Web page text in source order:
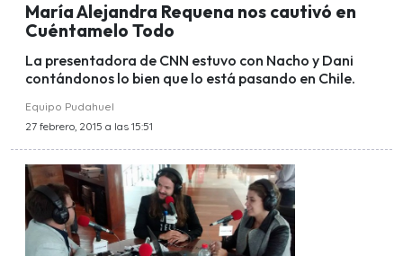
María Alejandra Requena nos cautivó en
Cuéntamelo Todo
La presentadora de CNN estuvo con Nacho y Dani
contándonos lo bien que lo está pasando en Chile.
Equipo Pudahuel
27 febrero, 2015 a las 15:51